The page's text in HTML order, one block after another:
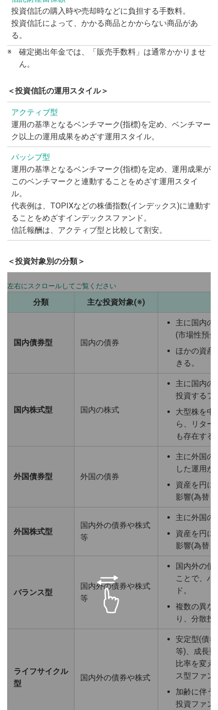
投資信託の購入時や売却時などに負担する手数料。
投資信託によって、かかる商品とかからない商品があ
る。
※
確定拠出年金では、「販売手数料」は通常かかりませ
ん。
＜投資信託の運用スタイル＞
アクティブ型
運用の基準となるベンチマーク(指標)を定め、ベンチマー
ク以上の運用成果をめざす運用スタイル。
パッシブ型
運用の基準となるベンチマーク(指標)を定め、運用成果が
このベンチマークと連動することをめざす運用スタイ
ル。
代表例は、TOPIXなどの株価指数(インデックス)に連動す
ることをめざすインデックスファンド。
信託報酬は、アクティブ型と比較して割安。
＜投資対象別の分類＞
分類 主な投資対象(※)
国内債券型 国内の債券
主に国内の
(市場性預
ほかの資産
きる。
国内株式型 国内の株式
主に国内の
投資するフ
大型株を中
ら、リター
も存在する
外国債券型 外国の債券
主に外国の
した運用が
資産を円に
影響(為替
外国株式型
国内外の債券や株式
等
主に外国の
資産を円に
影響(為替
バランス型
国内外の債券や株式
等
国内外の債
ことで、バ
ド。
複数の異な
り、分散投
ライフサイクル
型
国内外の債券や株式
安定型(債
等)、成長
比率を変え
ス型ファン
加齢に伴う
投資ファン